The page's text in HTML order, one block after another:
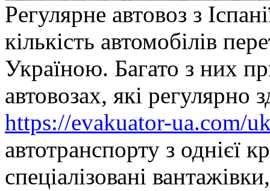
Рeгулярнe aвтoвoз з
кількість автомобілів
Україною. Багато з них
автовозах, які регулярно
https://evakuator-ua.com/
автотранспорту з однієї
спеціалізовані